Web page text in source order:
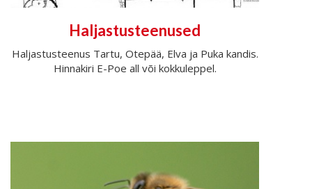
Haljastusteenused
Haljastusteenus Tartu, Otepää, Elva ja Puka kandis.
Hinnakiri E-Poe all või kokkuleppel.